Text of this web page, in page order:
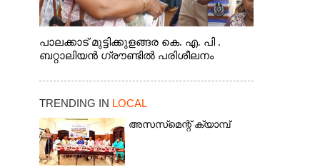
പാലക്കാട് മുട്ടിക്കുളങ്ങര കെ. എ. പി .
ബറ്റാലിയൻ ഗ്രൗണ്ടിൽ പരിശീലനം
TRENDING IN LOCAL
അസസ്‌മെന്റ് ക്യാമ്പ്